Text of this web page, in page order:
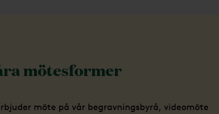
mötesformer
möte på vår begravningsbyrå, videomöte